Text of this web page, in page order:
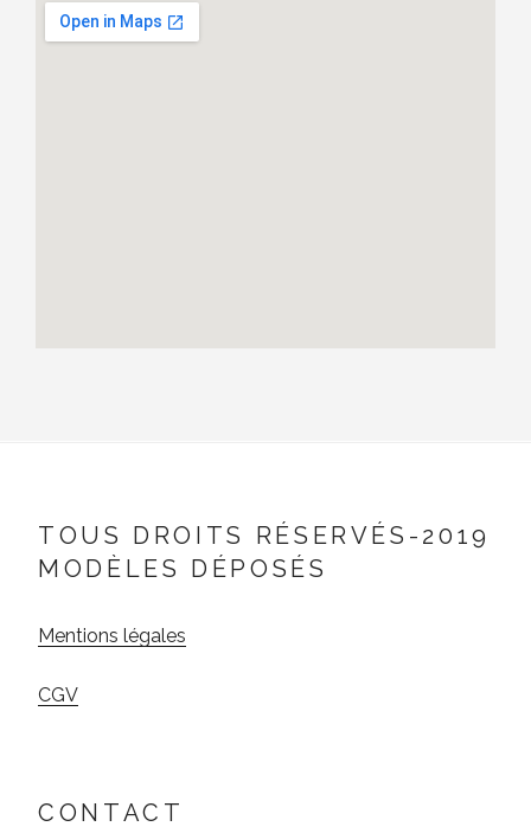
TOUS DROITS RÉSERVÉS-2019
MODÈLES DÉPOSÉS
Mentions légales
CGV
CONTACT